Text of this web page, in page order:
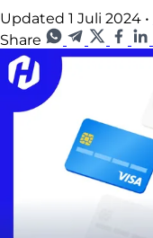
Updated 1 Juli 2024 •
Share